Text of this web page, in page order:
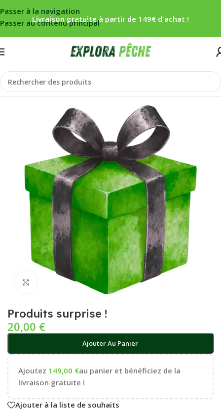
Passer à la navigation
Passer au contenu principal
Livraison gratuite à partir de 149€ d'achat !
Accueil/Par défaut
Cliquez pour agrandir
Produits surprise !
20,00 €
Ajouter Au Panier
Ajoutez 149,00 €au panier et bénéficiez de la
livraison gratuite !
Ajouter à la liste de souhaits